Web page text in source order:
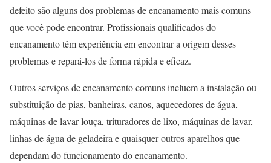
defeito são alguns dos problemas de encanamento mais comuns
que você pode encontrar. Profissionais qualificados do
encanamento têm experiência em encontrar a origem desses
problemas e repará-los de forma rápida e eficaz.
Outros serviços de encanamento comuns incluem a instalação ou
substituição de pias, banheiras, canos, aquecedores de água,
máquinas de lavar louça, trituradores de lixo, máquinas de lavar,
linhas de água de geladeira e quaisquer outros aparelhos que
dependam do funcionamento do encanamento.